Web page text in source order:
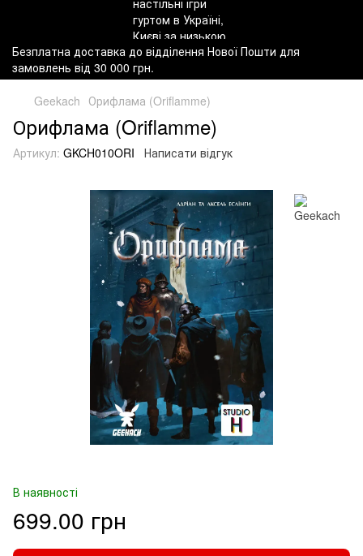
Безплатна доставка до відділення Нової Пошти для
замовлень від 30 000 грн.
Geekach Орифлама (Oriflamme)
Орифлама (Oriflamme)
Артикул: GKCH010ORI Написати відгук
В наявності
699.00 грн